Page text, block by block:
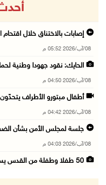
أحدث
إصابات بالاختناق خلال اقتحام
08/آب/2026 05:52 م
الحايك: نقود جهودا وطنية
08/آب/2026 04:50 م
أطفال مبتورو الأطراف يتحدّون
08/آب/2026 04:42 م
جلسة لمجلس الأمن بشأن الضفة
08/آب/2026 04:03 م
50 طفلا وطفلة من القدس يستعدون للمغادرة إلى ا ...